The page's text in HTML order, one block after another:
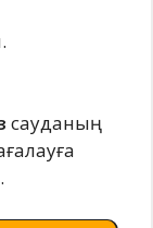
сауданың